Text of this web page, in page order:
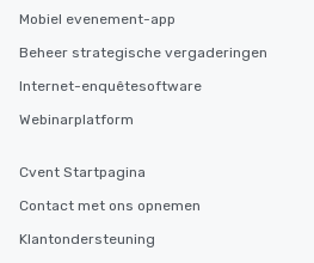
Mobiel evenement-app
Beheer strategische vergaderingen
Internet-enquêtesoftware
Webinarplatform
Cvent Startpagina
Contact met ons opnemen
Klantondersteuning